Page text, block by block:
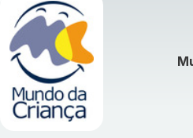
Visualizar todos os cursos »